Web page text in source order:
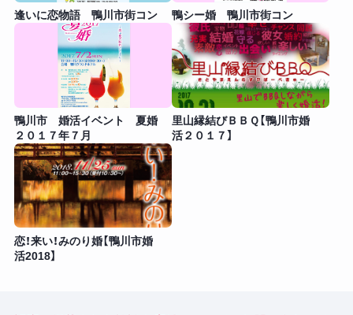
逢いに恋物語 鴨川市街コン 鴨シー婚 鴨川市街コン
鴨川市 婚活イベント 夏婚
２０１７年７月
里山縁結びＢＢＱ【鴨川市婚
活２０１７】
恋！来い！みのり婚【鴨川市婚
活2018】